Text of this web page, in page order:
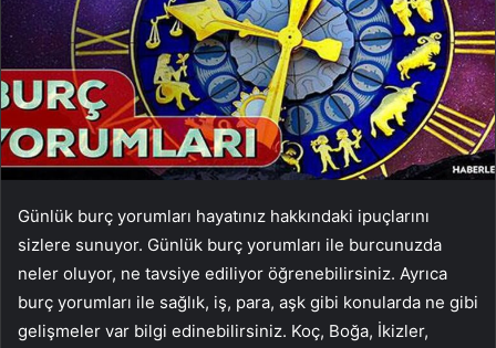
Günlük burç yorumları hayatınız hakkındaki ipuçlarını
sizlere sunuyor. Günlük burç yorumları ile burcunuzda
neler oluyor, ne tavsiye ediliyor öğrenebilirsiniz. Ayrıca
burç yorumları ile sağlık, iş, para, aşk gibi konularda ne gibi
gelişmeler var bilgi edinebilirsiniz. Koç, Boğa, İkizler,